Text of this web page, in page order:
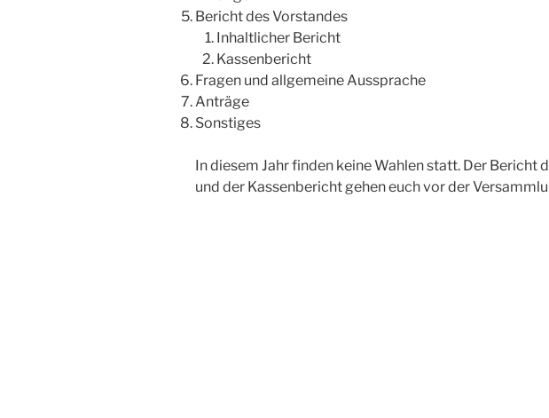
Bericht des Vorstandes
Inhaltlicher Bericht
Kassenbericht
Fragen und allgemeine Aussprache
Anträge
Sonstiges
In diesem Jahr finden keine Wahlen statt. Der Bericht
und der Kassenbericht gehen euch vor der